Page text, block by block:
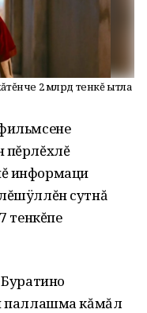
2 млрд тенкĕ ытла
пĕрлĕхлĕ
информаци
сутнă
тенкĕпе
паллашма кăмăл